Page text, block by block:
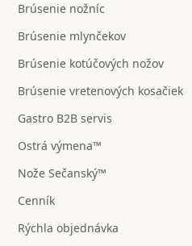
Brúsenie nožníc
Brúsenie mlynčekov
Brúsenie kotúčových nožov
Brúsenie vretenových kosačiek
Gastro B2B servis
Ostrá výmena™
Nože Sečanský™
Cenník
Rýchla objednávka